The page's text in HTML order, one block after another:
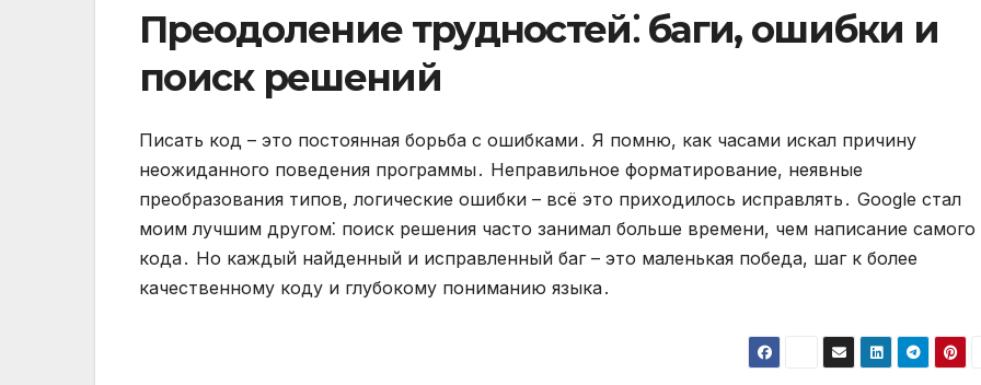
Преодоление трудностей⁚ баги, ошибки и
поиск решений
Писать код – это постоянная борьба с ошибками․ Я помню, как часами искал причину
неожиданного поведения программы․ Неправильное форматирование, неявные
преобразования типов, логические ошибки – всё это приходилось исправлять․ Google стал
моим лучшим другом⁚ поиск решения часто занимал больше времени, чем написание самого
кода․ Но каждый найденный и исправленный баг – это маленькая победа, шаг к более
качественному коду и глубокому пониманию языка․